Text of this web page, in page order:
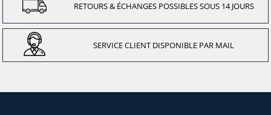
RETOURS & ÉCHANGES POSSIBLES SOUS 14 JOURS
SERVICE CLIENT DISPONIBLE PAR MAIL